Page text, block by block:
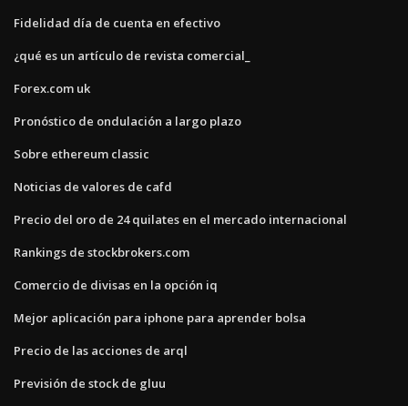
Fidelidad día de cuenta en efectivo
¿qué es un artículo de revista comercial_
Forex.com uk
Pronóstico de ondulación a largo plazo
Sobre ethereum classic
Noticias de valores de cafd
Precio del oro de 24 quilates en el mercado internacional
Rankings de stockbrokers.com
Comercio de divisas en la opción iq
Mejor aplicación para iphone para aprender bolsa
Precio de las acciones de arql
Previsión de stock de gluu